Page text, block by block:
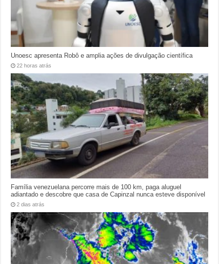
Unoesc apresenta Robô e amplia ações de divulgação científica
22 horas atrás
Família venezuelana percorre mais de 100 km, paga aluguel
adiantado e descobre que casa de Capinzal nunca esteve disponível
2 dias atrás